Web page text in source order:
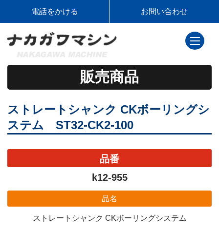
電話をかける お問い合わせ
toggle
販売商品
ストレートシャンク CKボーリングシ
ステム ST32-CK2-100
品番
k12-955
品名
ストレートシャンク CKボーリングシステム